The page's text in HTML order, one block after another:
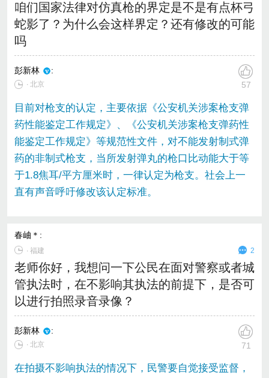
咱们国家法律对仿真枪的界定是不是有点杯弓
蛇影了？为什么会这样界定？还有修改的可能
吗
彭新林 :
∙ 北京 57
目前对枪支的认定，主要依据《公安机关涉案枪支弹
药性能鉴定工作规定》、《公安机关涉案枪支弹药性
能鉴定工作规定》等规范性文件，对不能发射制式弹
药的非制式枪支，当所发射弹丸的枪口比动能大于等
于1.8焦耳/平方厘米时，一律认定为枪支。社会上一
直有声音呼吁修改该认定标准。
春岫＊ :
∙福建 2
老师你好，我想问一下公民在面对警察或者城
管执法时，在不影响其执法的前提下，是否可
以进行拍照录音录像？
彭新林 :
∙ 北京 71
在拍摄不影响执法的情况下，民警要自觉接受监督，